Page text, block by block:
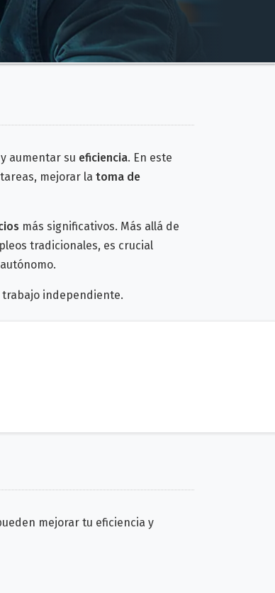
aumentar su eficiencia. En este
mejorar la toma de
más significativos. Más allá de
tradicionales, es crucial
.
trabajo independiente.
mejorar tu eficiencia y